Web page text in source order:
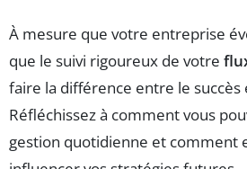
À mesure que votre entreprise
que le suivi rigoureux de votre
faire la différence entre le succès
Réfléchissez à comment vous
gestion quotidienne et comment